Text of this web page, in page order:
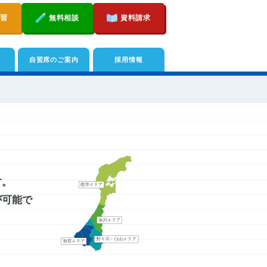
無料相談 資料請求
自習席のご案内 採用情報
能で